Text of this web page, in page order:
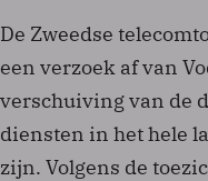
De Zweedse
een verzoek af van
verschuiving van de
diensten in het hele
zijn. Volgens de